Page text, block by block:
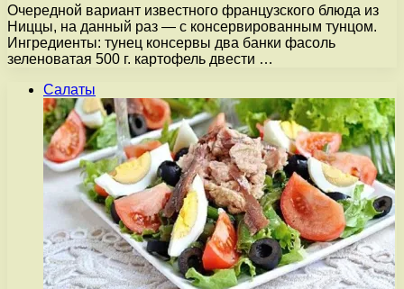
Очередной вариант известного французского блюда из
Ниццы, на данный раз — с консервированным тунцом.
Ингредиенты: тунец консервы два банки фасоль
зеленоватая 500 г. картофель двести …
Салаты